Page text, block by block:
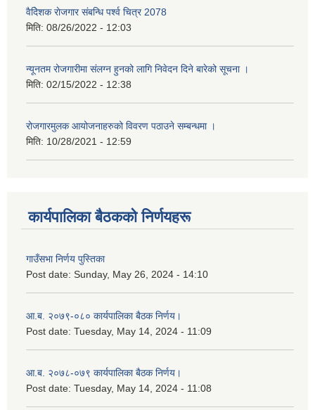
वैदेिशक राेजगार संबन्धि पर्श्व चित्र 2078
मिति: 08/26/2022 - 12:03
न्यूनतम रोजगारीमा संलग्न हुनको लागि निवेदन दिने बारेको सूचना ।
मिति: 02/15/2022 - 12:38
रोजगारमुलक आयोजनाहरुको विवरण पठाउने सम्बन्धमा ।
मिति: 10/28/2021 - 12:59
कार्यपालिका बैठकको निर्णयहरू
गाउँसभा निर्णय पुस्तिका
Post date: Sunday, May 26, 2024 - 14:10
आ.ब. २०७९-०८० कार्यपालिका बैठक निर्णय।
Post date: Tuesday, May 14, 2024 - 11:09
आ.ब. २०७८-०७९ कार्यपालिका बैठक निर्णय।
Post date: Tuesday, May 14, 2024 - 11:08